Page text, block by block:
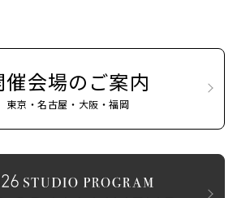
催会場のご案内
東京・名古屋・大阪・福岡